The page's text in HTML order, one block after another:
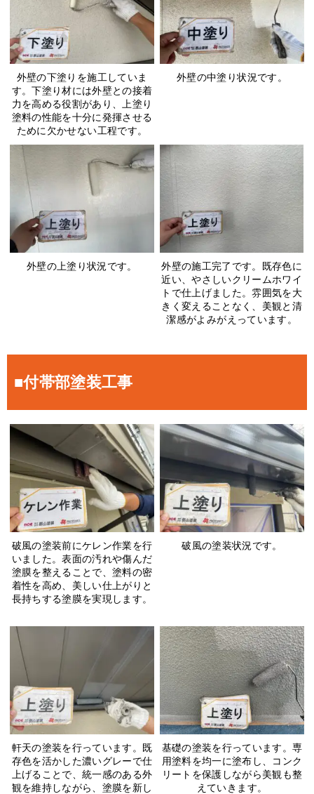
外壁の下塗りを施工していま
す。下塗り材には外壁との接着
力を高める役割があり、上塗り
塗料の性能を十分に発揮させる
ために欠かせない工程です。
外壁の中塗り状況です。
外壁の上塗り状況です。
外壁の施工完了です。既存色に
近い、やさしいクリームホワイ
トで仕上げました。雰囲気を大
きく変えることなく、美観と清
潔感がよみがえっています。
■付帯部塗装工事
破風の塗装前にケレン作業を行
いました。表面の汚れや傷んだ
塗膜を整えることで、塗料の密
着性を高め、美しい仕上がりと
長持ちする塗膜を実現します。
破風の塗装状況です。
軒天の塗装を行っています。既
存色を活かした濃いグレーで仕
上げることで、統一感のある外
観を維持しながら、塗膜を新し
基礎の塗装を行っています。専
用塗料を均一に塗布し、コンク
リートを保護しながら美観も整
えていきます。